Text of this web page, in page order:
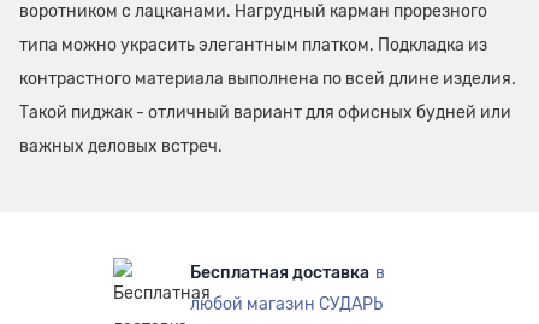
воротником с лацканами. Нагрудный карман прорезного
типа можно украсить элегантным платком. Подкладка из
контрастного материала выполнена по всей длине изделия.
Такой пиджак - отличный вариант для офисных будней или
важных деловых встреч.
Бесплатная доставка в
любой магазин СУДАРЬ